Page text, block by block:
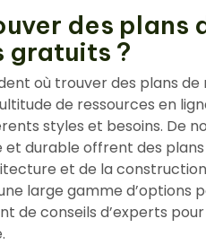
des plans
gratuits ?
où trouver des plans
de ressources en
styles et besoins. De
durable offrent des
et de la
large gamme d’options
de conseils d’experts